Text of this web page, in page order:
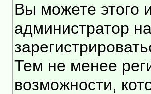
Вы можете этого
администратор
Тем не менее
возможности,